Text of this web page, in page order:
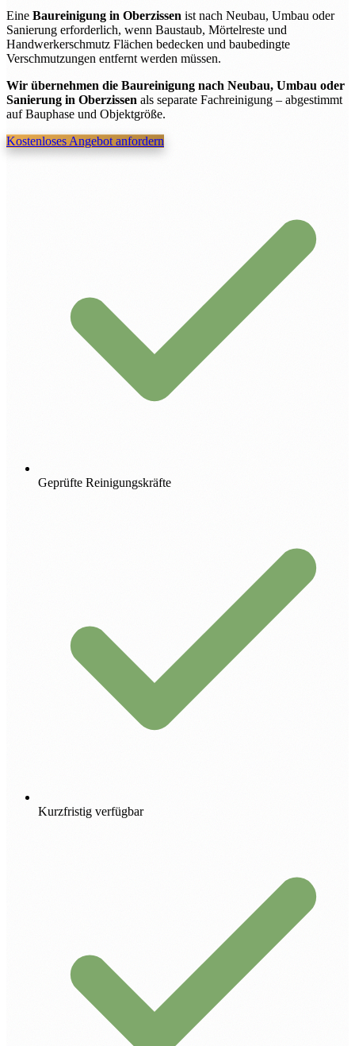
Eine Baureinigung in Oberzissen ist nach Neubau, Umbau oder
Sanierung erforderlich, wenn Baustaub, Mörtelreste und
Handwerkerschmutz Flächen bedecken und baubedingte
Verschmutzungen entfernt werden müssen.
Wir übernehmen die Baureinigung nach Neubau, Umbau oder
Sanierung in Oberzissen als separate Fachreinigung – abgestimmt
auf Bauphase und Objektgröße.
Kostenloses Angebot anfordern
Geprüfte Reinigungskräfte
Kurzfristig verfügbar